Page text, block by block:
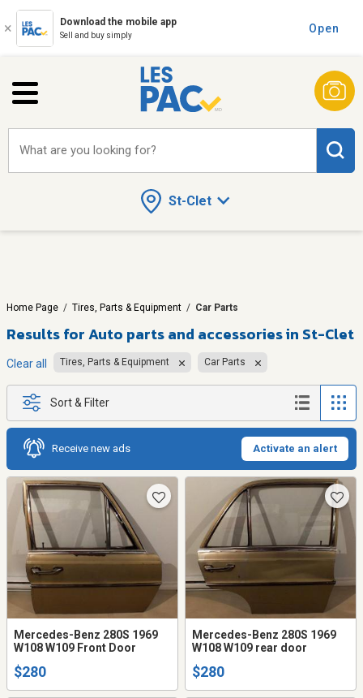
Download the mobile app
Sell and buy simply
Open
St-Clet
What are you looking for?
Home Page / Tires, Parts & Equipment / Car Parts
Results forAuto parts and accessories in St-Clet
Clear all Tires, Parts & Equipment Car Parts
Sort & Filter
Receive new ads Activate an alert
Mercedes-Benz 280S 1969
W108 W109 Front Door
$280
Mercedes-Benz 280S 1969
W108 W109 rear door
$280